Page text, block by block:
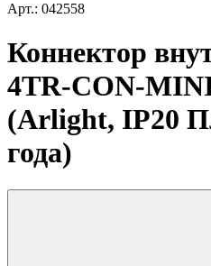
Арт.: 042558
Коннектор
4TR-CON-
(Arlight, IP20
года)